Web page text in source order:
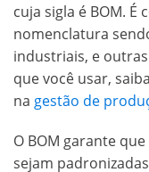
cuja sigla é BOM.
nomenclatura
industriais, e
que você usar,
na gestão de
O BOM garante
sejam